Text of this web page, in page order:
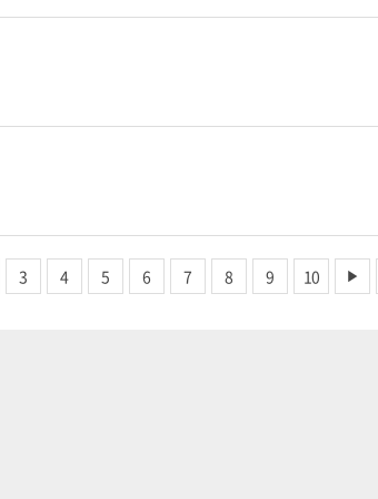
3 4 5 6 7 8 9 10 ▶